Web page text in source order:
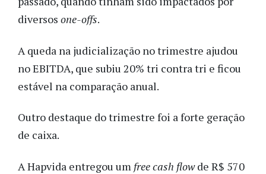
diversos one-offs.
A queda na judicialização no trimestre ajudou
no EBITDA, que subiu 20% tri contra tri e ficou
estável na comparação anual.
Outro destaque do trimestre foi a forte geração
de caixa.
A Hapvida entregou um free cash flowde R$ 570